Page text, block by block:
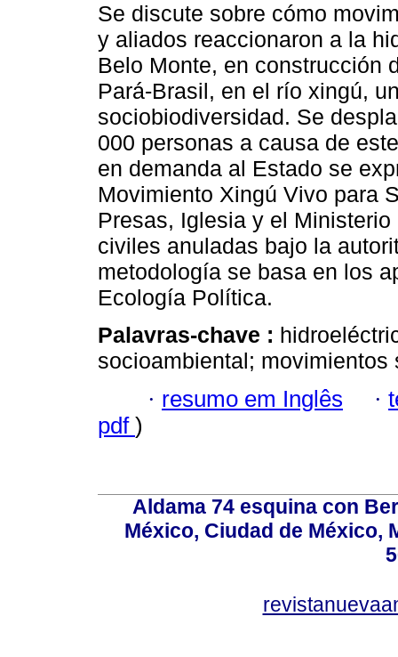
Se discute sobre cómo
y aliados reaccionaron a la
Belo Monte, en construcción
Pará-Brasil, en el río xingú,
sociobiodiversidad. Se
000 personas a causa de
en demanda al Estado se
Movimiento Xingú Vivo para
Presas, Iglesia y el
civiles anuladas bajo la
metodología se basa en los
Ecología Política.
Palavras-chave :
socioambiental; movimientos
· resumo em Inglês ·
pdf )
Aldama 74 esquina con
México, Ciudad de México,